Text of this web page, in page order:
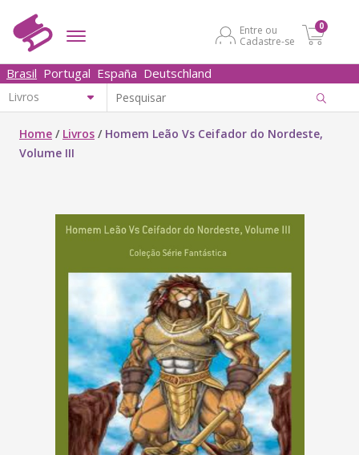
Entre ou
Cadastre-se
0
Brasil Portugal España Deutschland
Home / Livros / Homem Leão Vs Ceifador do Nordeste,
Volume III